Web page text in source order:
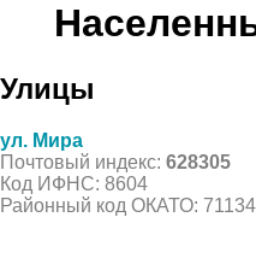
Улицы
ул. Мира
Почтовый индекс: 628305
Код ИФНС: 8604
Районный код ОКАТО: